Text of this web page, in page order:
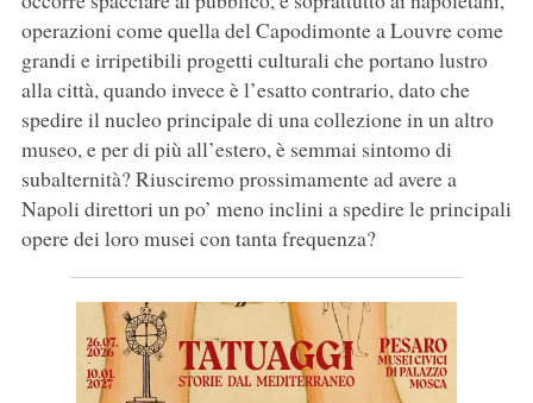
operazioni come quella del Capodimonte a Louvre come
grandi e irripetibili progetti culturali che portano lustro
alla città, quando invece è l’esatto contrario, dato che
spedire il nucleo principale di una collezione in un altro
museo, e per di più all’estero, è semmai sintomo di
subalternità? Riusciremo prossimamente ad avere a
Napoli direttori un po’ meno inclini a spedire le principali
opere dei loro musei con tanta frequenza?